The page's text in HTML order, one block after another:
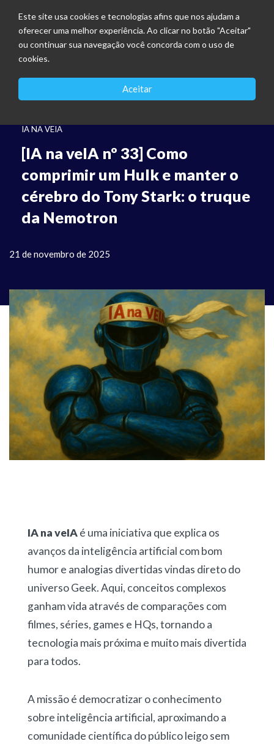
Este site usa cookies e tecnologias afins que nos ajudam a
oferecer uma melhor experiência. Ao clicar no botão "Aceitar"
ou continuar sua navegação você concorda com o uso de
cookies.
Aceitar
IA NA VEIA
[IA na veIA nº 33] Como
comprimir um Hulk e manter o
cérebro do Tony Stark: o truque
da Nemotron
21 de novembro de 2025
IA na veIAé uma iniciativa que explica os
avanços da inteligência artificial com bom
humor e analogias divertidas vindas direto do
universo Geek. Aqui, conceitos complexos
ganham vida através de comparações com
filmes, séries, games e HQs, tornando a
tecnologia mais próxima e muito mais divertida
para todos.
A missão é democratizar o conhecimento
sobre inteligência artificial, aproximando a
comunidade científica do público leigo sem